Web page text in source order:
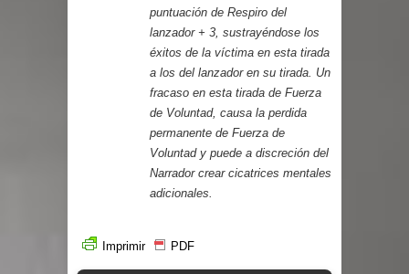
puntuación de Respiro del
lanzador + 3, sustrayéndose los
éxitos de la víctima en esta tirada
a los del lanzador en su tirada. Un
fracaso en esta tirada de Fuerza
de Voluntad, causa la perdida
permanente de Fuerza de
Voluntad y puede a discreción del
Narrador crear cicatrices mentales
adicionales.
Imprimir PDF